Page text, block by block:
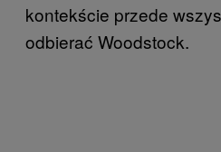
kontekście przede
odbierać Woodstock.